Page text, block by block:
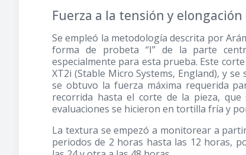
Fuerza a la tensión y
Se empleó la metodología descrita por
forma de probeta “I” de la parte
especialmente para esta prueba. Este
XT2i (Stable Micro Systems, England), y
se obtuvo la fuerza máxima requerida
recorrida hasta el corte de la pieza,
evaluaciones se hicieron en tortilla fría y
La textura se empezó a monitorear a
periodos de 2 horas hasta las 12 horas,